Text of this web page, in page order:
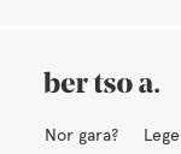
Nor gara?